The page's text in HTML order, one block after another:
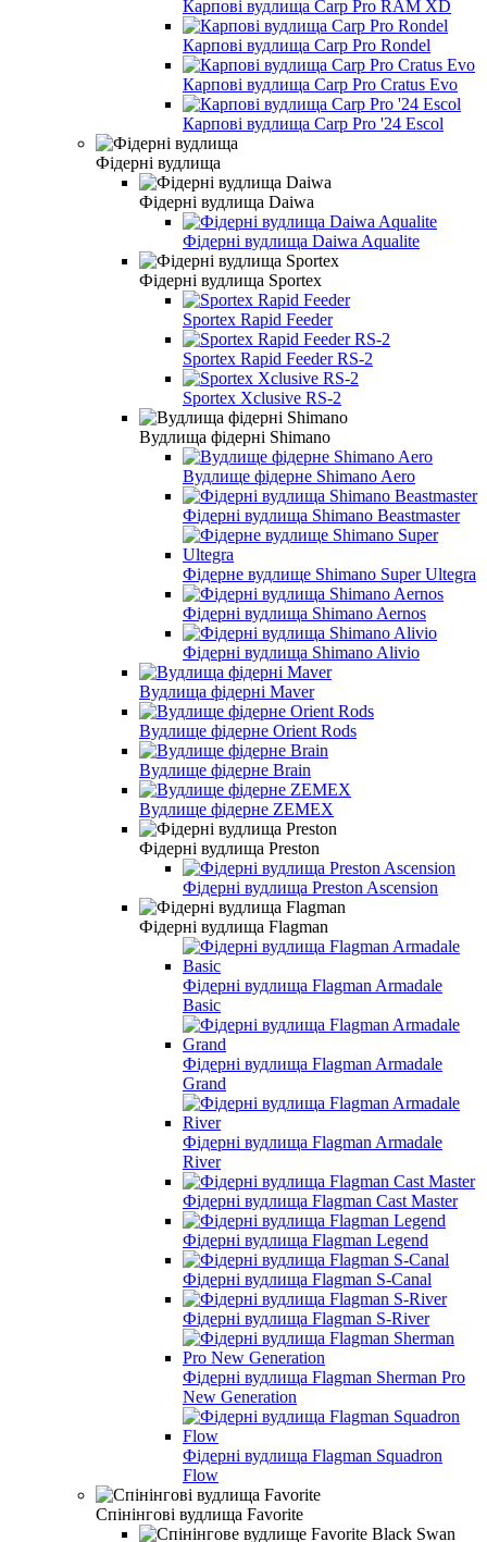
Карпові вудлища Carp Pro RAM XD
Карпові вудлища Carp Pro Rondel
Карпові вудлища Carp Pro Cratus Evo
Карпові вудлища Carp Pro '24 Escol
Фідерні вудлища
Фідерні вудлища Daiwa
Фідерні вудлища Daiwa Aqualite
Фідерні вудлища Sportex
Sportex Rapid Feeder
Sportex Rapid Feeder RS-2
Sportex Xclusive RS-2
Вудлища фідерні Shimano
Вудлище фідерне Shimano Aero
Фідерні вудлища Shimano Beastmaster
Фідерне вудлище Shimano Super Ultegra
Фідерні вудлища Shimano Aernos
Фідерні вудлища Shimano Alivio
Вудлища фідерні Maver
Вудлище фідерне Orient Rods
Вудлище фідерне Brain
Вудлище фідерне ZEMEX
Фідерні вудлища Preston
Фідерні вудлища Preston Ascension
Фідерні вудлища Flagman
Фідерні вудлища Flagman Armadale
Basic
Фідерні вудлища Flagman Armadale
Grand
Фідерні вудлища Flagman Armadale
River
Фідерні вудлища Flagman Cast Master
Фідерні вудлища Flagman Legend
Фідерні вудлища Flagman S-Canal
Фідерні вудлища Flagman S-River
Фідерні вудлища Flagman Sherman Pro
New Generation
Фідерні вудлища Flagman Squadron
Flow
Спінінгові вудлища Favorite